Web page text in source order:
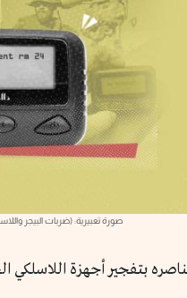
صورة تعبيرية: (ضربات البيجر
لحزب الله اللبناني في 17 سبتمبر 2024، عبر